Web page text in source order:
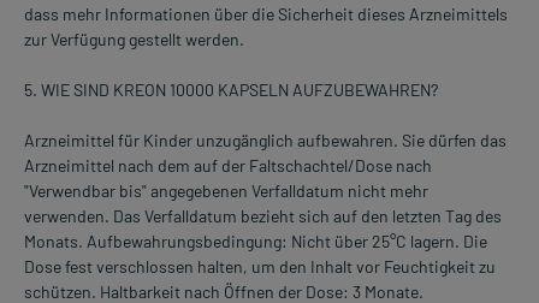
dass mehr Informationen über die Sicherheit dieses Arzneimittels
zur Verfügung gestellt werden.
5. WIE SIND KREON 10000 KAPSELN AUFZUBEWAHREN?
Arzneimittel für Kinder unzugänglich aufbewahren. Sie dürfen das
Arzneimittel nach dem auf der Faltschachtel/Dose nach
"Verwendbar bis" angegebenen Verfalldatum nicht mehr
verwenden. Das Verfalldatum bezieht sich auf den letzten Tag des
Monats. Aufbewahrungsbedingung: Nicht über 25°C lagern. Die
Dose fest verschlossen halten, um den Inhalt vor Feuchtigkeit zu
schützen. Haltbarkeit nach Öffnen der Dose: 3 Monate.